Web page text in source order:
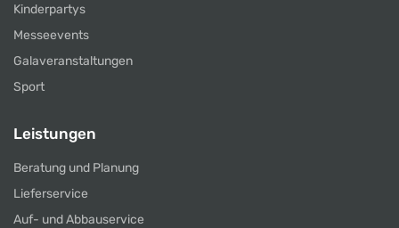
Kinderpartys
Messeevents
Galaveranstaltungen
Sport
Leistungen
Beratung und Planung
Lieferservice
Auf- und Abbauservice